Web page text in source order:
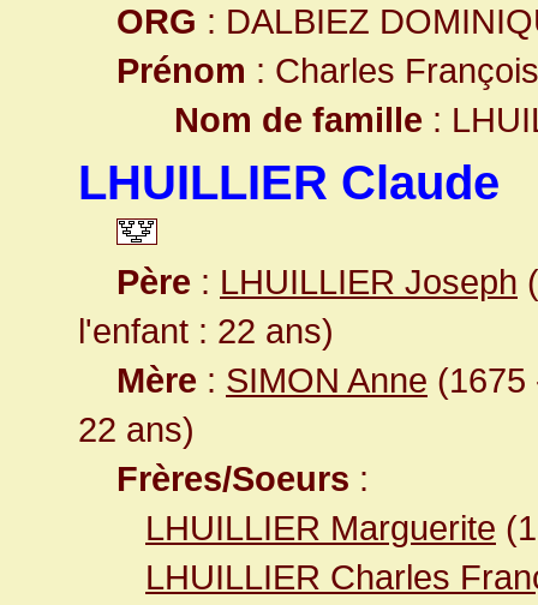
ORG : DALBIEZ
Prénom : Charles François
Nom de famille :
LHUILLIER Claude
Père : LHUILLIER Joseph
l'enfant : 22 ans)
Mère : SIMON Anne (1675
22 ans)
Frères/Soeurs :
LHUILLIER Marguerite
LHUILLIER Charles